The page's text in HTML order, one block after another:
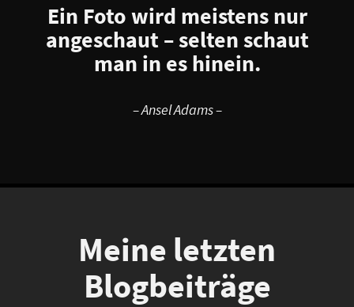
Ein Foto wird meistens nur
angeschaut – selten schaut
man in es hinein.
– Ansel Adams –
Meine letzten
Blogbeiträge